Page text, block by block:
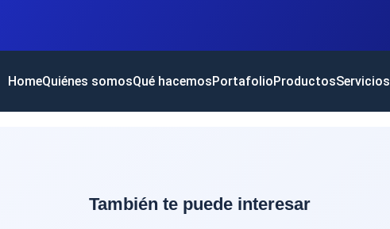
HomeQuiénes somosQué hacemosPortafolioProductosServicios
También te puede interesar